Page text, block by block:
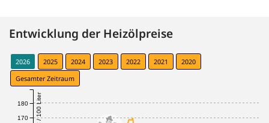
Entwicklung der Heizölpreise
2026 2025 2024 2023 2022 2021
2020
Gesamter Zeitraum
€ / 100 Liter
170
180